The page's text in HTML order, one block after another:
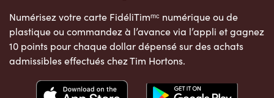
Numérisez votre carte FidéliTimᵐᶜ numérique ou de
plastique ou commandez à l’avance via l’appli et gagnez
10 points pour chaque dollar dépensé sur des achats
admissibles effectués chez Tim Hortons.